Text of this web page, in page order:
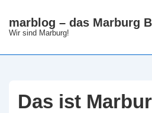
Zummarblog – das Marburg
Wir sind Marburg!
Das ist